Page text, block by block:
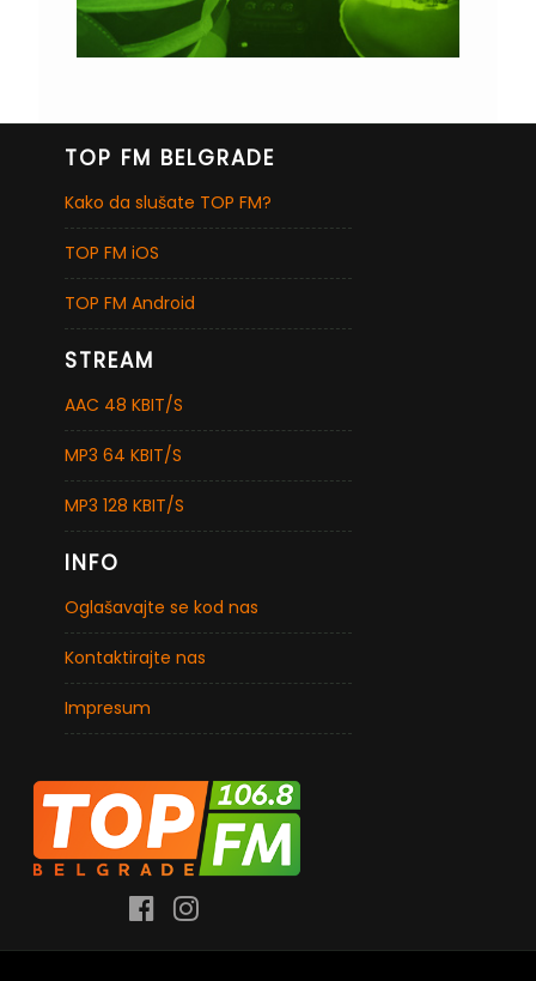
TOP FM BELGRADE
Kako da slušate TOP FM?
TOP FM iOS
TOP FM Android
STREAM
AAC 48 KBIT/S
MP3 64 KBIT/S
MP3 128 KBIT/S
INFO
Oglašavajte se kod nas
Kontaktirajte nas
Impresum